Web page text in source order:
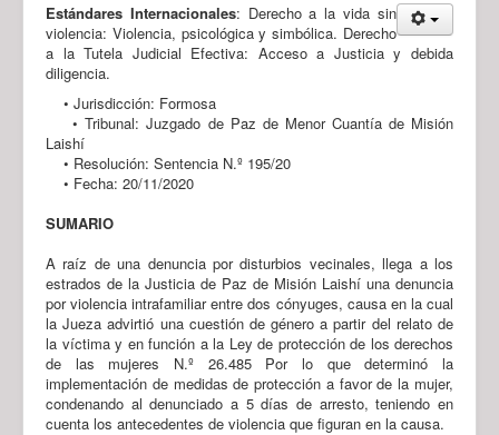
Estándares Internacionales: Derecho a la vida sin
violencia: Violencia, psicológica y simbólica. Derecho
a la Tutela Judicial Efectiva: Acceso a Justicia y debida
diligencia.
• Jurisdicción: Formosa
• Tribunal: Juzgado de Paz de Menor Cuantía de Misión
Laishí
• Resolución: Sentencia N.º 195/20
• Fecha: 20/11/2020
SUMARIO
A raíz de una denuncia por disturbios vecinales, llega a los
estrados de la Justicia de Paz de Misión Laishí una denuncia
por violencia intrafamiliar entre dos cónyuges, causa en la cual
la Jueza advirtió una cuestión de género a partir del relato de
la víctima y en función a la Ley de protección de los derechos
de las mujeres N.º 26.485 Por lo que determinó la
implementación de medidas de protección a favor de la mujer,
condenando al denunciado a 5 días de arresto, teniendo en
cuenta los antecedentes de violencia que figuran en la causa.